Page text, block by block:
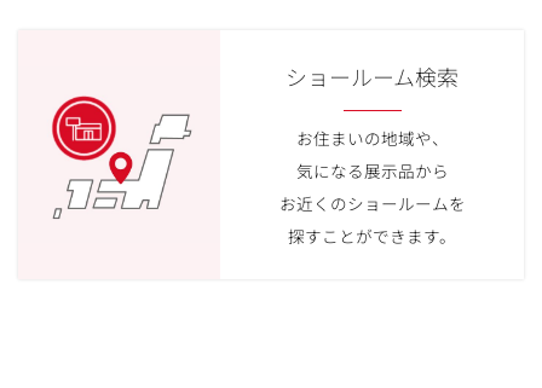
ショールーム検索
お住まいの地域や、
気になる展示品から
お近くのショールームを
探すことができます。